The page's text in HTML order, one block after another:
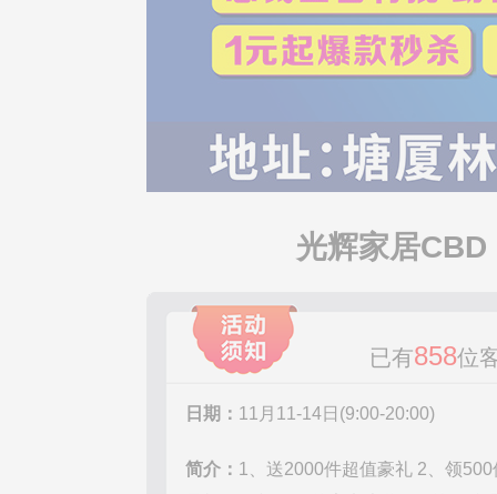
光辉家居
已有858位
日期： 11月11-14日(9:00-20:00)
简介： 1、送2000件超值豪礼 2、领